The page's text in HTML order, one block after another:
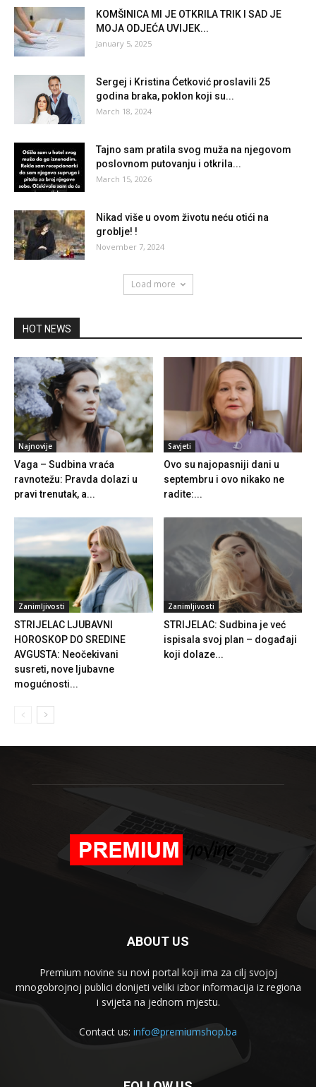
KOMŠINICA MI JE OTKRILA TRIK I SAD JE
MOJA ODJEĆA UVIJEK...
January 5, 2025
Sergej i Kristina Ćetković proslavili 25
godina braka, poklon koji su...
March 18, 2024
Tajno sam pratila svog muža na njegovom
poslovnom putovanju i otkrila...
March 15, 2026
Nikad više u ovom životu neću otići na
groblje! !
November 7, 2024
Load more
HOT NEWS
Najnovije
Vaga – Sudbina vraća
ravnotežu: Pravda dolazi u
pravi trenutak, a...
Savjeti
Ovo su najopasniji dani u
septembru i ovo nikako ne
radite:...
Zanimljivosti
STRIJELAC LJUBAVNI
HOROSKOP DO SREDINE
AVGUSTA: Neočekivani
susreti, nove ljubavne
mogućnosti...
Zanimljivosti
STRIJELAC: Sudbina je već
ispisala svoj plan – događaji
koji dolaze...
ABOUT US
Premium novine su novi portal koji ima za cilj svojoj
mnogobrojnoj publici donijeti veliki izbor informacija iz regiona
i svijeta na jednom mjestu.
Contact us: info@premiumshop.ba